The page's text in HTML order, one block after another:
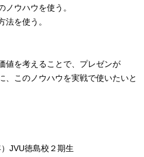
ノウハウを使う。
法を使う。
値を考えることで、プレゼンが
、このノウハウを実戦で使いたいと
JVU徳島校２期生